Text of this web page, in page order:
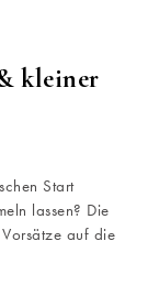
kleiner
Start
lassen? Die
auf die